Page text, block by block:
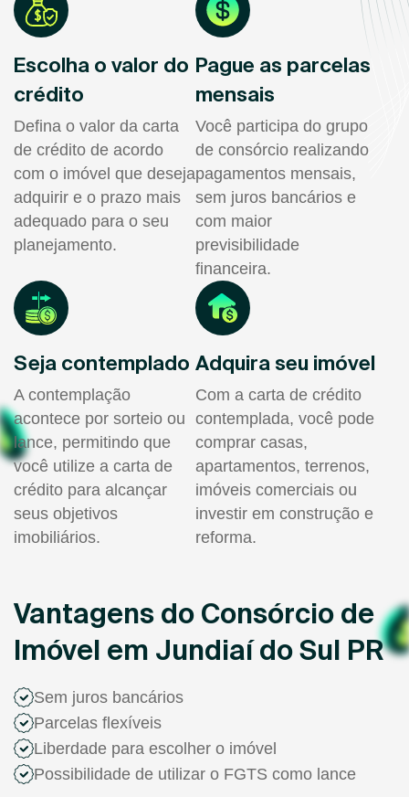
Escolha o valor do
crédito
Defina o valor da carta
de crédito de acordo
com o imóvel que deseja
adquirir e o prazo mais
adequado para o seu
planejamento.
Pague as parcelas
mensais
Você participa do grupo
de consórcio realizando
pagamentos mensais,
sem juros bancários e
com maior
previsibilidade
financeira.
Seja contemplado
A contemplação
acontece por sorteio ou
lance, permitindo que
você utilize a carta de
crédito para alcançar
seus objetivos
imobiliários.
Adquira seu imóvel
Com a carta de crédito
contemplada, você pode
comprar casas,
apartamentos, terrenos,
imóveis comerciais ou
investir em construção e
reforma.
Vantagens do Consórcio de
Imóvel em Jundiaí do Sul PR
Sem juros bancários
Parcelas flexíveis
Liberdade para escolher o imóvel
Possibilidade de utilizar o FGTS como lance